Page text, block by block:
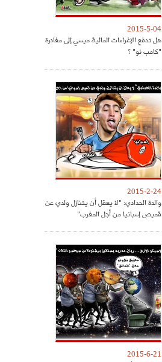
2015-5-04
هل تدفع الإغراءات المالية ميسي إلى مغادرة
"كامب نو" ؟
2015-2-24
والدة الحدادي: "لا يعقل أن يتنازل ولدي عن
قميص إسبانيا من أجل المغرب"
2015-6-21